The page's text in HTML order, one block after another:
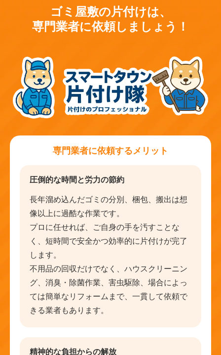
ゴミ屋敷の片付けは、
専門業者に依頼しましょう！
専門業者に依頼するメリット
圧倒的な時間と労力の節約
長年溜め込んだゴミの分別、梱包、搬出は想
像以上に過酷な作業です。
プロに任せれば、ご自身の手を汚すことな
く、短時間で安全かつ効率的に片付けが完了
します。
不用品の回収だけでなく、ハウスクリーニン
グ、消臭・除菌作業、害虫駆除、場合によっ
ては簡単なリフォームまで、一貫して依頼で
きる業者もあります。
精神的な負担からの解放